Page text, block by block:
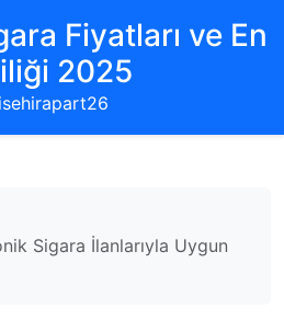
Fiyatları ve En
2025
Sigara İlanlarıyla Uygun